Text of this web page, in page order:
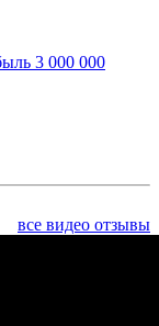
3 000 000
все видео отзывы